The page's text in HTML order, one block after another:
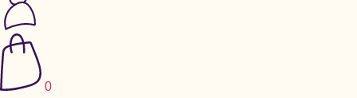
0